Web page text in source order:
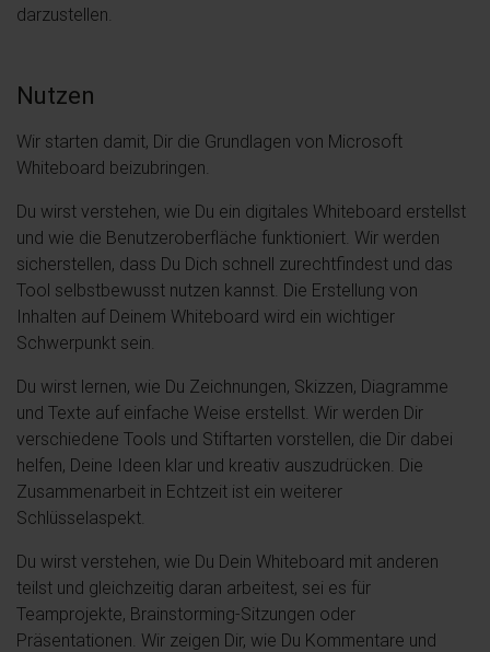
darzustellen.
Nutzen
Wir starten damit, Dir die Grundlagen von Microsoft
Whiteboard beizubringen.
Du wirst verstehen, wie Du ein digitales Whiteboard erstellst
und wie die Benutzeroberfläche funktioniert. Wir werden
sicherstellen, dass Du Dich schnell zurechtfindest und das
Tool selbstbewusst nutzen kannst. Die Erstellung von
Inhalten auf Deinem Whiteboard wird ein wichtiger
Schwerpunkt sein.
Du wirst lernen, wie Du Zeichnungen, Skizzen, Diagramme
und Texte auf einfache Weise erstellst. Wir werden Dir
verschiedene Tools und Stiftarten vorstellen, die Dir dabei
helfen, Deine Ideen klar und kreativ auszudrücken. Die
Zusammenarbeit in Echtzeit ist ein weiterer
Schlüsselaspekt.
Du wirst verstehen, wie Du Dein Whiteboard mit anderen
teilst und gleichzeitig daran arbeitest, sei es für
Teamprojekte, Brainstorming-Sitzungen oder
Präsentationen. Wir zeigen Dir, wie Du Kommentare und